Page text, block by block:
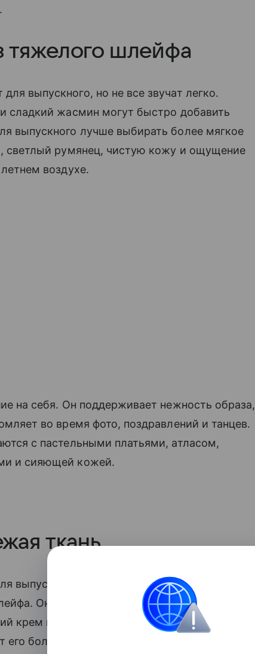
тяжелого шлейфа
выпускного, но не все звучат легко.
сладкий жасмин могут быстро добавить
выпускного лучше выбирать более мягкое
светлый румянец, чистую кожу и ощущение
воздухе.
на себя. Он поддерживает нежность образа,
во время фото, поздравлений и танцев.
с пастельными платьями, атласом,
и сияющей кожей.
ткань
если не хочется очевидной
Они напоминают кожу после душа,
крем и ощущение ухоженности. Такой
более собранным.